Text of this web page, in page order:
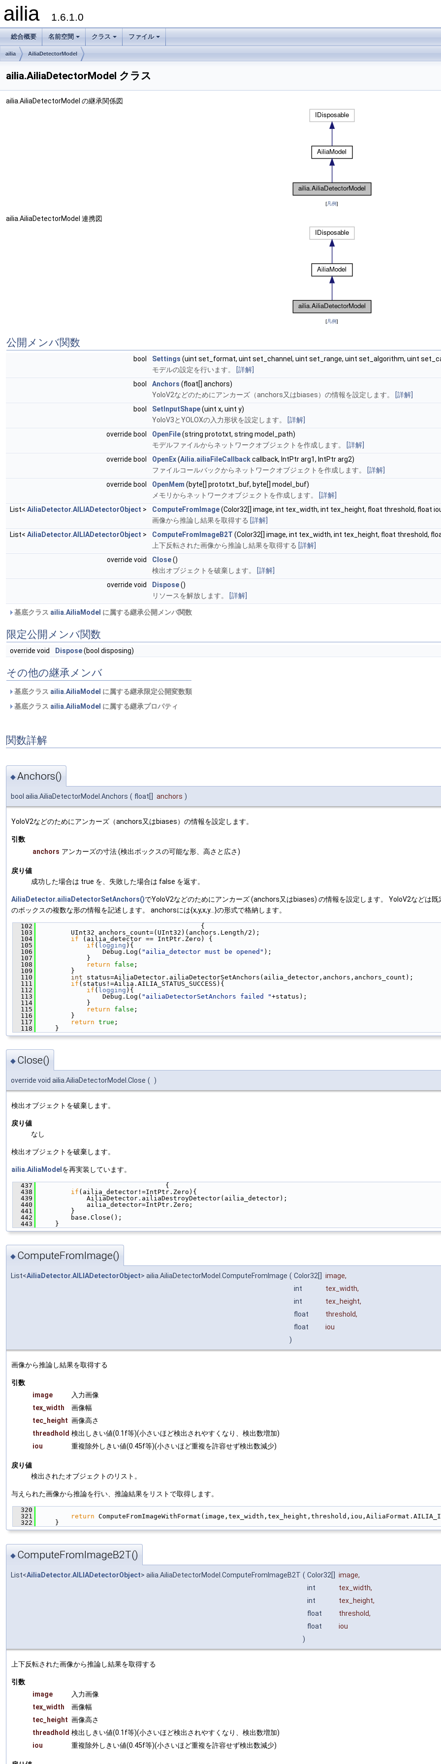
ailia 1.6.1.0
総合概要 名前空間 クラス ファイル
ailia AiliaDetectorModel
ailia.AiliaDetectorModel クラス
ailia.AiliaDetectorModel の継承関係図
[凡例]
ailia.AiliaDetectorModel 連携図
[凡例]
公開メンバ関数
bool Settings (uint set_format, uint set_channel, uint set_range, uint set_algorithm, uint
モデルの設定を行います。
[詳解]
bool
Anchors (float[] anchors)
YoloV2などのためにアンカーズ（anchors又はbiases）の情報を設定します。
[詳解]
bool
SetInputShape(uint x, uint y)
YoloV3とYOLOXの入力形状を設定します。
[詳解]
override bool
OpenFile(string prototxt, string model_path)
モデルファイルからネットワークオブジェクトを作成します。
[詳解]
override bool
OpenEx(Ailia.ailiaFileCallbackcallback, IntPtr arg1, IntPtr arg2)
ファイルコールバックからネットワークオブジェクトを作成します。
[詳解]
override bool
OpenMem (byte[] prototxt_buf, byte[] model_buf)
メモリからネットワークオブジェクトを作成します。
[詳解]
List< AiliaDetector.AILIADetectorObject > ComputeFromImage(Color32[] image, int tex_width, int tex_height, float threshold, float
画像から推論し結果を取得する [詳解]
List< AiliaDetector.AILIADetectorObject > ComputeFromImageB2T (Color32[] image, int tex_width, int tex_height, float threshold,
上下反転された画像から推論し結果を取得する [詳解]
override void
Close()
検出オブジェクトを破棄します。
[詳解]
override void
Dispose()
リソースを解放します。
[詳解]
基底クラス ailia.AiliaModel に属する継承公開メンバ関数
限定公開メンバ関数
override void Dispose(bool disposing)
その他の継承メンバ
基底クラス ailia.AiliaModel に属する継承限定公開変数類
基底クラス ailia.AiliaModel に属する継承プロパティ
関数詳解
◆Anchors()
bool ailia.AiliaDetectorModel.Anchors ( float[] anchors )
YoloV2などのためにアンカーズ（anchors又はbiases）の情報を設定します。
引数
anchors アンカーズの寸法 (検出ボックスの可能な形、高さと広さ)
戻り値
成功した場合は true を、失敗した場合は false を返す。
AiliaDetector.ailiaDetectorSetAnchors()でYoloV2などのためにアンカーズ (anchors又はbiases) の情報を設定します。 YoloV2などは
のボックスの複数な形の情報を記述します。 anchorsには{x,y,x,y...}の形式で格納します。
  102
{
  103
UInt32 anchors_count=(UInt32)(anchors.Length/2);
  104
if (ailia_detector == IntPtr.Zero) {
  105
if ( logging ){
  106
Debug.Log( "ailia_detector must be opened" );
  107
}
  108
return false ;
  109
}
  110
int status=AiliaDetector.ailiaDetectorSetAnchors(ailia_detector,anchors,anchors_count);
  111
if (status!=Ailia.AILIA_STATUS_SUCCESS){
  112
if ( logging ){
  113
Debug.Log( "ailiaDetectorSetAnchors failed "+status);
  114
}
  115
return false ;
  116
}
  117
return true ;
  118
}
◆ Close()
override void ailia.AiliaDetectorModel.Close ( )
検出オブジェクトを破棄します。
戻り値
なし
検出オブジェクトを破棄します。
ailia.AiliaModel を再実装しています。
  437
{
  438
if (ailia_detector!=IntPtr.Zero){
  439
AiliaDetector.ailiaDestroyDetector(ailia_detector);
  440
ailia_detector=IntPtr.Zero;
  441
}
  442
base.Close();
  443
}
◆ ComputeFromImage()
List<AiliaDetector.AILIADetectorObject> ailia.AiliaDetectorModel.ComputeFromImage ( Color32[] image,
int
tex_width,
int
tex_height,
float
threshold,
float
iou
)
画像から推論し結果を取得する
引数
image
入力画像
tex_width
画像幅
tec_height 画像高さ
threadhold 検出しきい値(0.1f等)(小さいほど検出されやすくなり、検出数増加)
iou
重複除外しきい値(0.45f等)(小さいほど重複を許容せず検出数減少)
戻り値
検出されたオブジェクトのリスト。
与えられた画像から推論を行い、推論結果をリストで取得します。
  320
  321
return
  322
}
◆ ComputeFromImageB2T()
List<AiliaDetector.AILIADetectorObject> ailia.AiliaDetectorModel.ComputeFromImageB2T ( Color32[] image,
int
tex_width,
int
tex_height,
float
threshold,
float
iou
)
上下反転された画像から推論し結果を取得する
引数
image
入力画像
tex_width
画像幅
tec_height 画像高さ
threadhold 検出しきい値(0.1f等)(小さいほど検出されやすくなり、検出数増加)
iou
重複除外しきい値(0.45f等)(小さいほど重複を許容せず検出数減少)